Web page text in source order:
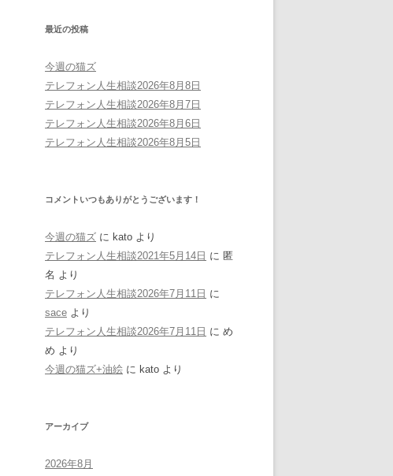
最近の投稿
今週の猫ズ
テレフォン人生相談2026年8月8日
テレフォン人生相談2026年8月7日
テレフォン人生相談2026年8月6日
テレフォン人生相談2026年8月5日
コメントいつもありがとうございます！
今週の猫ズ に kato より
テレフォン人生相談2021年5月14日 に 匿
名 より
テレフォン人生相談2026年7月11日 に
sace より
テレフォン人生相談2026年7月11日 に め
め より
今週の猫ズ+油絵 に kato より
アーカイブ
2026年8月